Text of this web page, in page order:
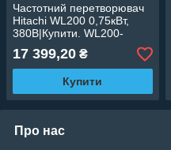
Частотний перетворювач
Hitachi WL200 0,75кВт,
380В|Купити. WL200-
007HFE. Частотник Hitachi
0,75кВт для точного
керування двигуном.
17 399,20 ₴
Купити
Про нас